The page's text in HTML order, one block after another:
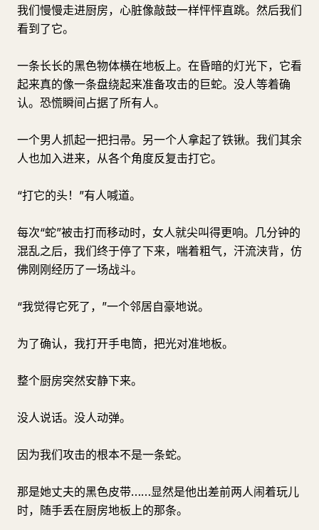
我们慢慢走进厨房，心脏像敲鼓一样怦怦直跳。然后我们
看到了它。
一条长长的黑色物体横在地板上。在昏暗的灯光下，它看
起来真的像一条盘绕起来准备攻击的巨蛇。没人等着确
认。恐慌瞬间占据了所有人。
一个男人抓起一把扫帚。另一个人拿起了铁锹。我们其余
人也加入进来，从各个角度反复击打它。
“打它的头！”有人喊道。
每次“蛇”被击打而移动时，女人就尖叫得更响。几分钟的
混乱之后，我们终于停了下来，喘着粗气，汗流浃背，仿
佛刚刚经历了一场战斗。
“我觉得它死了，”一个邻居自豪地说。
为了确认，我打开手电筒，把光对准地板。
整个厨房突然安静下来。
没人说话。没人动弹。
因为我们攻击的根本不是一条蛇。
那是她丈夫的黑色皮带……显然是他出差前两人闹着玩儿
时，随手丢在厨房地板上的那条。